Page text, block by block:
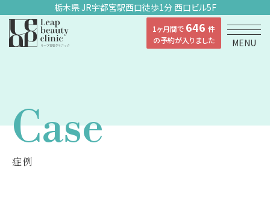
栃木県 JR宇都宮駅西口徒歩1分 西口ビル5F
1ヶ月間で 646 件
の予約が入りました
MENU
Case
症例